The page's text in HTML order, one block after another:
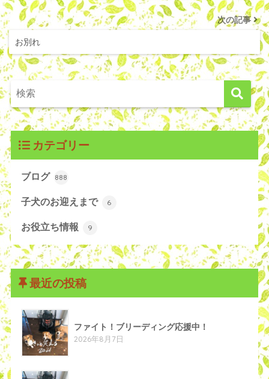
次の記事
お別れ
カテゴリー
ブログ 888
子犬のお迎えまで 6
お役立ち情報 9
最近の投稿
ファイト！ブリーディング応援中！
2026年8月7日